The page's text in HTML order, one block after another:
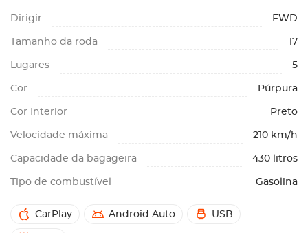
Dirigir FWD
Tamanho da roda 17
Lugares 5
Cor Púrpura
Cor Interior Preto
Velocidade máxima 210 km/h
Capacidade da bagageira 430 litros
Tipo de combustível Gasolina
CarPlay Android Auto USB